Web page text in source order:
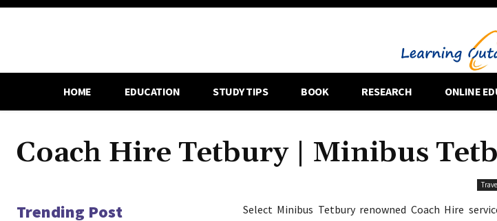
HOME EDUCATION STUDY TIPS BOOK RESEARCH ONLINE
Coach Hire Tetbury | Minibus
Trending Post
Select Minibus Tetbury renowned Coach Hire